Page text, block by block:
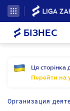
БІЗНЕС
Ця сторінка
Перейти на
Организация